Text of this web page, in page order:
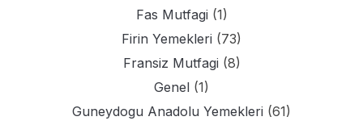
Fas Mutfagi (1)
Firin Yemekleri (73)
Fransiz Mutfagi (8)
Genel (1)
Guneydogu Anadolu Yemekleri (61)